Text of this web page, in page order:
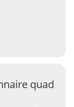
quad